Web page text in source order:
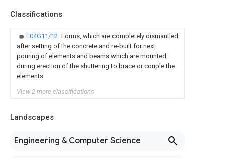
Classifications
E04G11/12 Forms, which are completely dismantled
after setting of the concrete and re-built for next
pouring of elements and beams which are mounted
during erection of the shuttering to brace or couple the
elements
View 2 more classifications
Landscapes
Engineering & Computer Science